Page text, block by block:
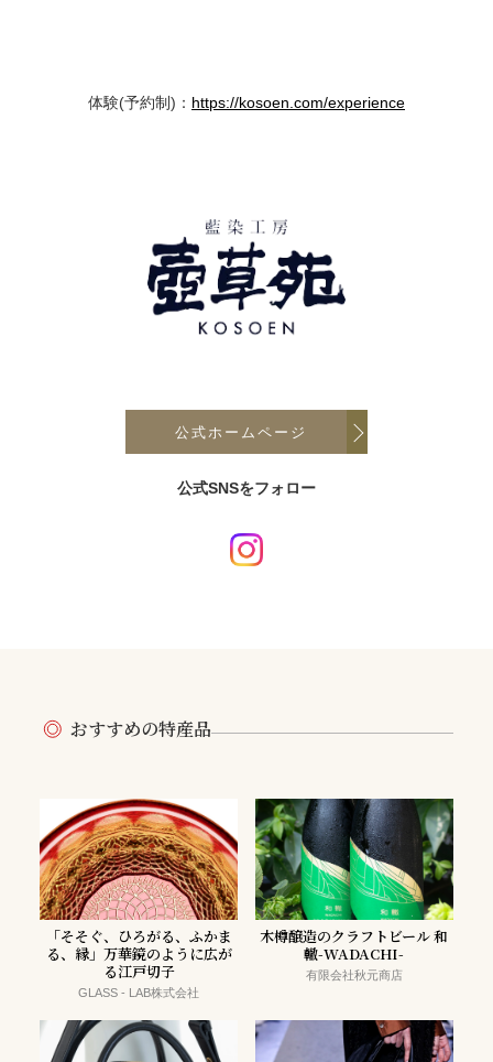
体験(予約制)： https://kosoen.com/experience
公式ホームページ
公式SNSをフォロー
おすすめの特産品
「そそぐ、ひろがる、ふかま
る、縁」万華鏡のように広が
る江戸切子
GLASS - LAB株式会社
木樽醸造のクラフトビール 和
轍-WADACHI-
有限会社秋元商店